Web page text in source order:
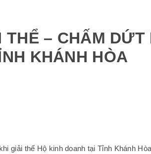
THỂ – CHẤM
KHÁNH HÒA
giải thể Hộ kinh doanh tại Tỉnh Khánh Hòa